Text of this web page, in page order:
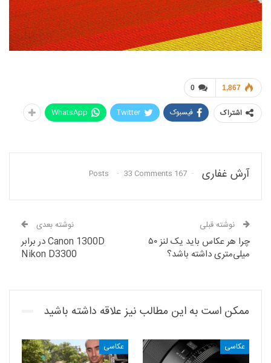
0 1,867
اشتراک فیسبوک Twitter
WhatsApp
آرش غفاری 167 Posts
33 Comments
نوشته قبلی
چرا هر عکاس باید یک لنز ۵۰
میلی‌متری داشته باشد؟
نوشته بعدی
Canon 1300D در برابر
Nikon D3300
ممکن است به این مطالب نیز علاقه داشته باشید
عکاسی عکاسی